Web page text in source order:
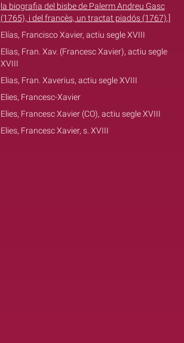
la biografia del bisbe de Palerm Andreu Gasc
(1765), i del francès, un tractat piadós (1767).]
Elías, Francisco Xavier, actiu segle XVIII
Elias, Fran. Xav. (Francesc Xavier), actiu segle
XVIII
Elias, Fran. Xaverius, actiu segle XVIII
Elies, Francesc-Xavier
Elies, Francesc Xavier (CO), actiu segle XVIII
Elies, Francesc Xavier, s. XVIII